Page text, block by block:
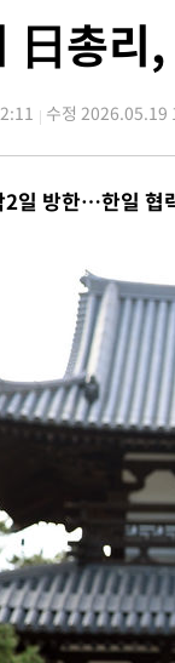
인 "감독님이 원하는
사망자 3명 늘어…누적
간당 81.4㎜ 물폭탄…
80년근 천종산삼 9뿌
해루질 나섰다 실종 60
동도 해상서 모터보트
한풀 꺾이지만…'낮
"압수수색·성접대 논
수수색·성접대 논란'
폭염 지속…강원동해안
시 상승 마감…S&P
日총
수정 2026.05.19
2일 방한…한일 협